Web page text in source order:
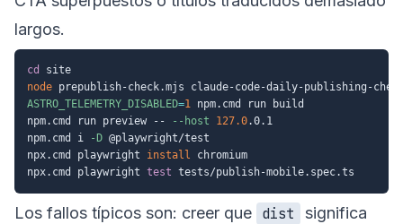
largos.
cd
node
ASTRO_TELEMETRY_DISABLED=1 npm.cmd run build
npm.cmd run preview --
--host 127.0.0.1
npm.cmd i
-D @playwright/test
npx.cmd playwright install chromium
npx.cmd playwright test
Los fallos típicos son: creer que dist
significa